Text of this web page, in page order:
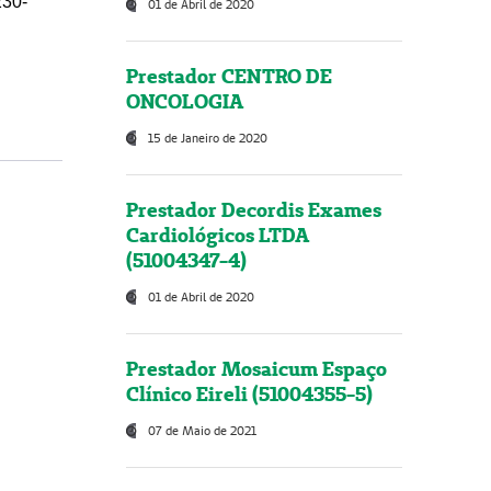
01 de Abril de 2020
Prestador CENTRO DE
ONCOLOGIA
15 de Janeiro de 2020
Prestador Decordis Exames
Cardiológicos LTDA
(51004347-4)
01 de Abril de 2020
Prestador Mosaicum Espaço
Clínico Eireli (51004355-5)
07 de Maio de 2021